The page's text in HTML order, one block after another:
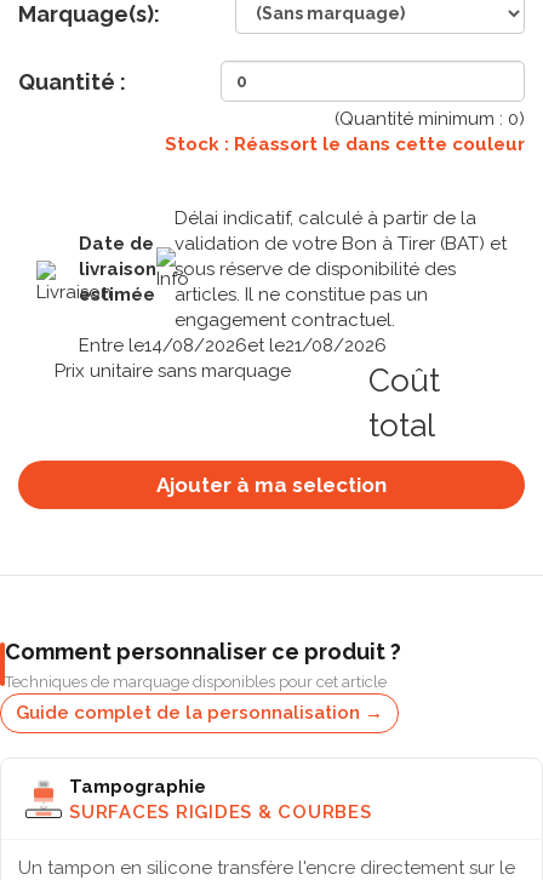
Marquage(s):
Quantité :
(Quantité minimum : 0)
Stock : Réassort le dans cette couleur
Date de
livraison
estimée
Délai indicatif, calculé à partir de la
validation de votre Bon à Tirer (BAT) et
sous réserve de disponibilité des
articles. Il ne constitue pas un
engagement contractuel.
Entre le14/08/2026et le21/08/2026
Prix unitaire sans marquage
Coût
total
Ajouter à ma selection
Comment personnaliser ce produit ?
Techniques de marquage disponibles pour cet article
Guide complet de la personnalisation →
Tampographie
SURFACES RIGIDES & COURBES
Un tampon en silicone transfère l'encre directement sur le